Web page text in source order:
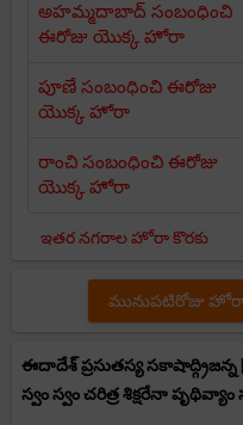
అహమ్మదాబాద్ సంబంధించి
ఈరోజు యొక్క హోరా
పూణే సంబంధించి ఈరోజు
యొక్క హోరా
రాంచి సంబంధించి ఈరోజు
యొక్క హోరా
ఇతర నగరాల హోరా కొరకు
మునుపటిరోజు
ఈదాదేశ్ ప్రసుతస్య సకాషాద్గ్రిజన్న |
స్వం స్వం చరిత్ర శిక్షరేనా